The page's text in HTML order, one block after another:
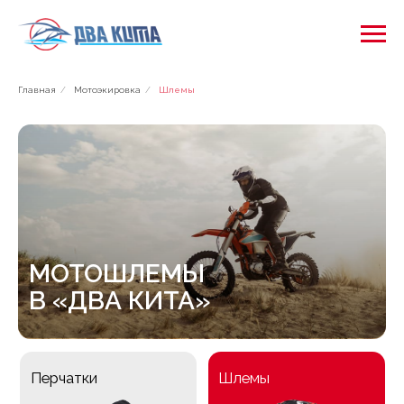
Главная / Мотоэкировка / Шлемы
В «ДВА КИТА»
Перчатки Шлемы
Подшлемники